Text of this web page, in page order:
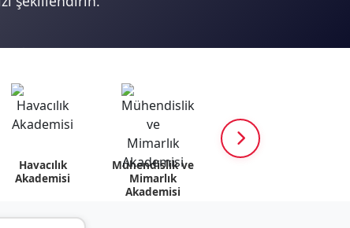
Havacılık
Akademisi
Mühendislik ve
Mimarlık
Akademisi